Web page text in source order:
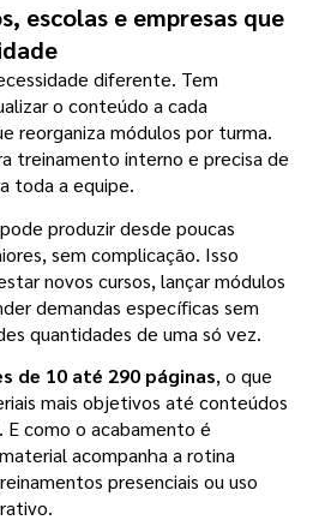
escolas e empresas que
diferente. Tem
o conteúdo a cada
reorganiza módulos por turma.
treinamento interno e precisa de
toda a equipe.
produzir desde poucas
sem complicação. Isso
novos cursos, lançar módulos
demandas específicas sem
quantidades de uma só vez.
de 10 até 290 páginas, o que
mais objetivos até conteúdos
como o acabamento é
acompanha a rotina
presenciais ou uso